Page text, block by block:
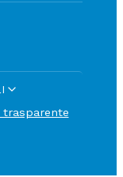
trasparente